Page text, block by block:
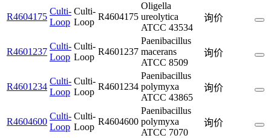
R4604175
Culti-
Loop
Culti-
Loop
R4604175
Oligella
ureolytica
ATCC 43534
询价
R4601237
Culti-
Loop
Culti-
Loop
R4601237
Paenibacillus
macerans
ATCC 8509
询价
R4601234
Culti-
Loop
Culti-
Loop
R4601234
Paenibacillus
polymyxa
ATCC 43865
询价
R4604600
Culti-
Loop
Culti-
Loop
R4604600
Paenibacillus
polymyxa
ATCC 7070
询价